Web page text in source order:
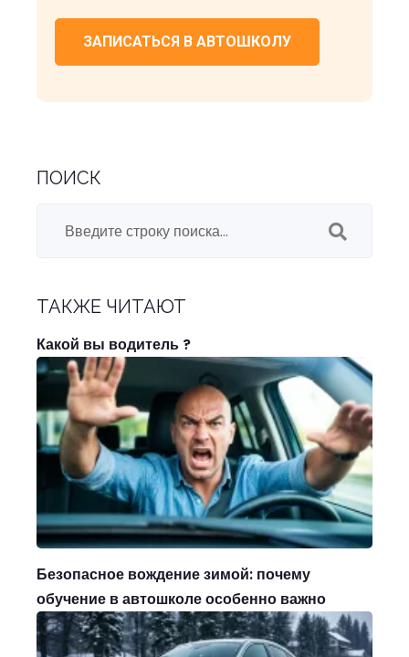
ЗАПИСАТЬСЯ В АВТОШКОЛУ
ПОИСК
ТАКЖЕ ЧИТАЮТ
Какой вы водитель ?
Безопасное вождение зимой: почему
обучение в автошколе особенно важно